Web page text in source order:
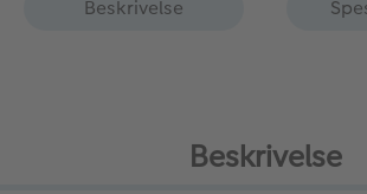
Beskrivelse
Beskrivelse